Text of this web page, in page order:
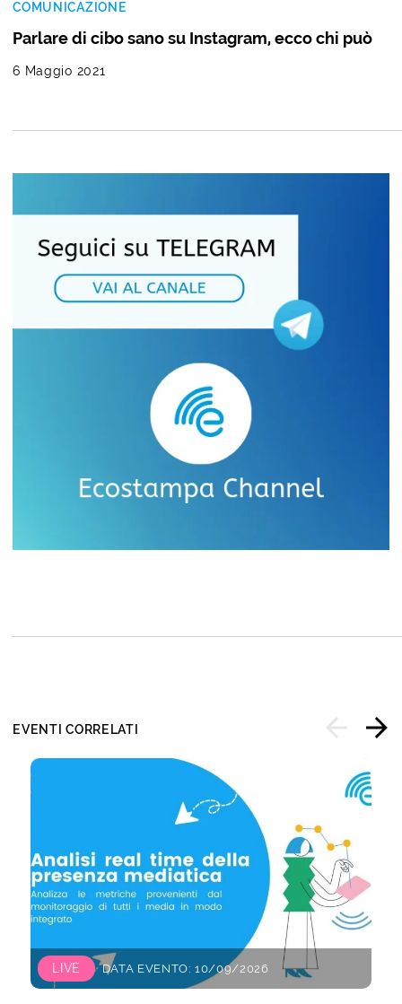
COMUNICAZIONE
Parlare di cibo sano su Instagram, ecco chi può
6 Maggio 2021
EVENTI CORRELATI
LIVE DATA EVENTO: 10/09/2026